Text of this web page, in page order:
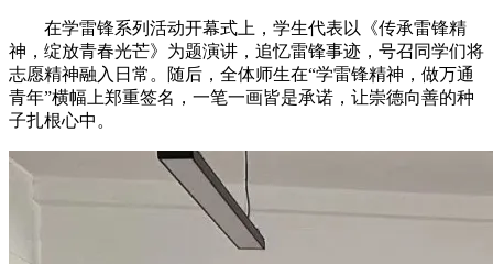
在学雷锋系列活动开幕式上，学生代表以《传承雷锋精
神，绽放青春光芒》为题演讲，追忆雷锋事迹，号召同学们将
志愿精神融入日常。随后，全体师生在“学雷锋精神，做万通
青年”横幅上郑重签名，一笔一画皆是承诺，让崇德向善的种
子扎根心中。